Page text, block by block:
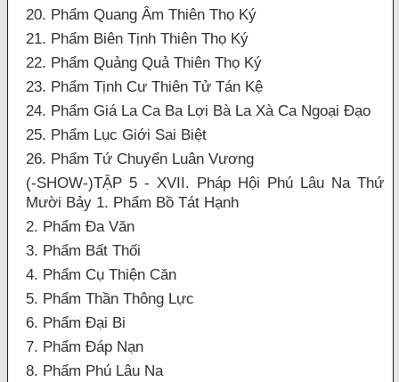
20. Phẩm Quang Âm Thiên Thọ Ký
21. Phẩm Biên Tịnh Thiên Thọ Ký
22. Phẩm Quảng Quả Thiên Thọ Ký
23. Phẩm Tịnh Cư Thiên Tử Tán Kệ
24. Phẩm Giá La Ca Ba Lợi Bà La Xà Ca Ngoại Đạo
25. Phẩm Lục Giới Sai Biệt
26. Phẩm Tứ Chuyển Luân Vương
(-SHOW-)TẬP 5 - XVII. Pháp Hội Phú Lâu Na Thứ
Mười Bảy 1. Phẩm Bồ Tát Hạnh
2. Phẩm Đa Văn
3. Phẩm Bất Thối
4. Phẩm Cụ Thiện Căn
5. Phẩm Thần Thông Lực
6. Phẩm Đại Bi
7. Phẩm Đáp Nạn
8. Phẩm Phú Lâu Na